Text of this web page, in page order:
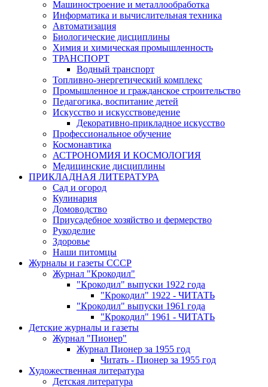
Машиностроение и металлообработка
Информатика и вычислительная техника
Автоматизация
Биологические дисциплины
Химия и химическая промышленность
ТРАНСПОРТ
Водный транспорт
Топливно-энергетический комплекс
Промышленное и гражданское строительство
Педагогика, воспитание детей
Искусство и искусствоведение
Декоративно-прикладное искусство
Профессиональное обучение
Космонавтика
АСТРОНОМИЯ И КОСМОЛОГИЯ
Медицинские дисциплины
ПРИКЛАДНАЯ ЛИТЕРАТУРА
Сад и огород
Кулинария
Домоводство
Приусадебное хозяйство и фермерство
Рукоделие
Здоровье
Наши питомцы
Журналы и газеты СССР
Журнал "Крокодил"
"Крокодил" выпуски 1922 года
"Крокодил" 1922 - ЧИТАТЬ
"Крокодил" выпуски 1961 года
"Крокодил" 1961 - ЧИТАТЬ
Детские журналы и газеты
Журнал "Пионер"
Журнал Пионер за 1955 год
Читать - Пионер за 1955 год
Художественная литература
Детская литература